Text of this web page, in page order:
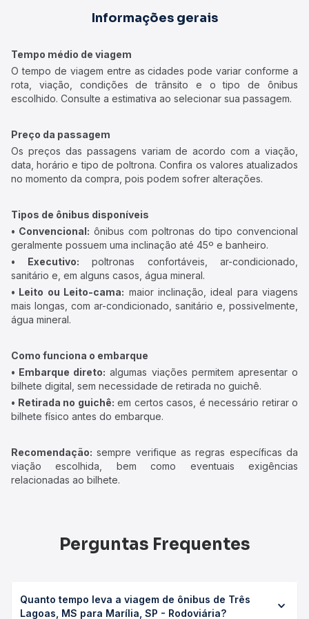
Informações gerais
Tempo médio de viagem
O tempo de viagem entre as cidades pode variar conforme a
rota, viação, condições de trânsito e o tipo de ônibus
escolhido. Consulte a estimativa ao selecionar sua passagem.
Preço da passagem
Os preços das passagens variam de acordo com a viação,
data, horário e tipo de poltrona. Confira os valores atualizados
no momento da compra, pois podem sofrer alterações.
Tipos de ônibus disponíveis
• Convencional: ônibus com poltronas do tipo convencional
geralmente possuem uma inclinação até 45º e banheiro.
• Executivo: poltronas confortáveis, ar-condicionado,
sanitário e, em alguns casos, água mineral.
• Leito ou Leito-cama: maior inclinação, ideal para viagens
mais longas, com ar-condicionado, sanitário e, possivelmente,
água mineral.
Como funciona o embarque
• Embarque direto: algumas viações permitem apresentar o
bilhete digital, sem necessidade de retirada no guichê.
• Retirada no guichê: em certos casos, é necessário retirar o
bilhete físico antes do embarque.
Recomendação: sempre verifique as regras específicas da
viação escolhida, bem como eventuais exigências
relacionadas ao bilhete.
Perguntas Frequentes
Quanto tempo leva a viagem de ônibus de Três
Lagoas, MS para Marília, SP - Rodoviária?